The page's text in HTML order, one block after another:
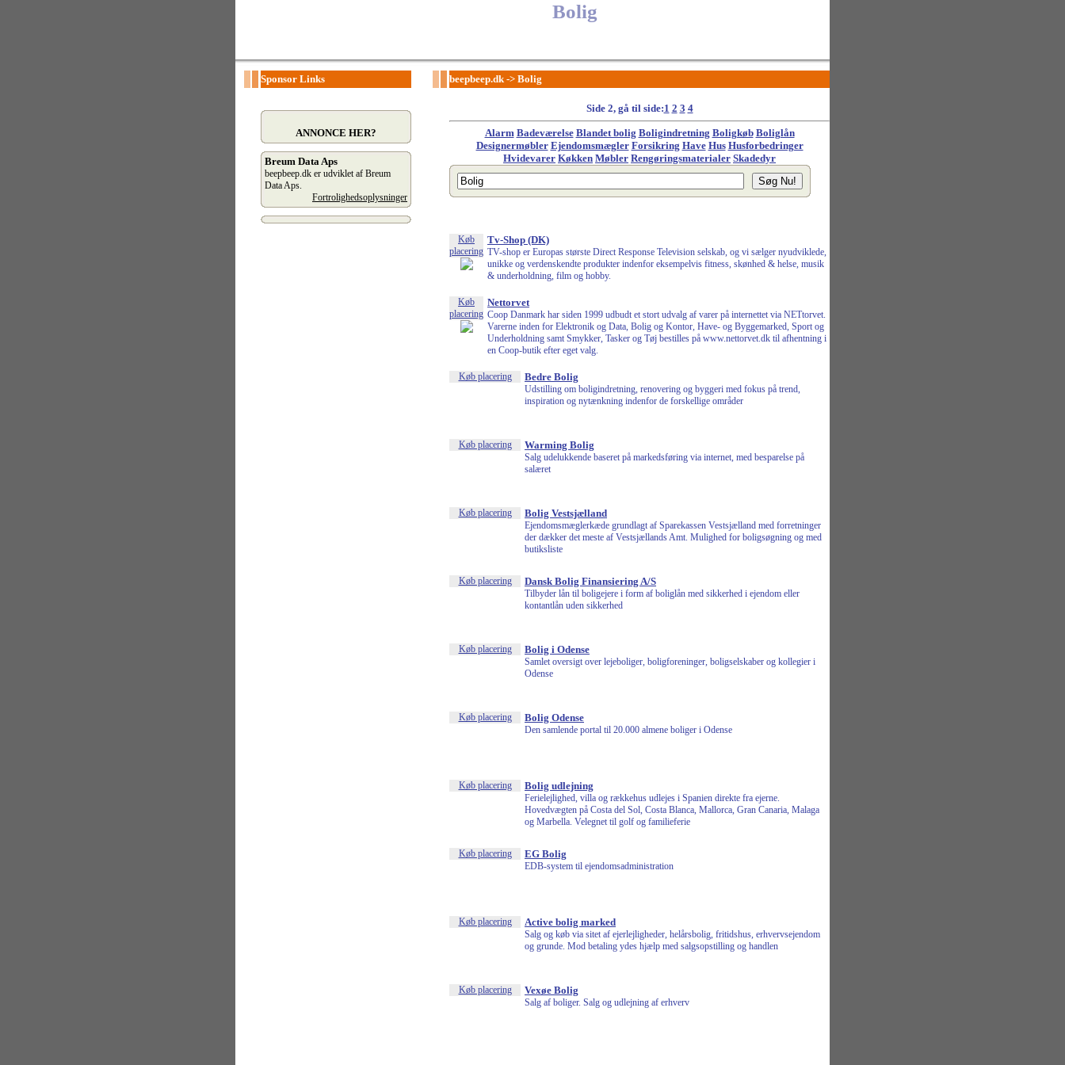
Bolig
Sponsor Links beepbeep.dk-> Bolig
ANNONCE HER?
Breum Data Aps
beepbeep.dk er udviklet af Breum
Data Aps.
Fortrolighedsoplysninger
Side 2, gå til side:1 2 3 4
Alarm Badeværelse Blandet bolig Boligindretning Boligkøb Boliglån
Designermøbler Ejendomsmægler Forsikring Have Hus Husforbedringer
Hvidevarer Køkken Møbler Rengøringsmaterialer Skadedyr
Køb
placering
Tv-Shop (DK)
TV-shop er Europas største Direct Response Television selskab, og vi sælger nyudviklede,
unikke og verdenskendte produkter indenfor eksempelvis fitness, skønhed & helse, musik
& underholdning, film og hobby.
Køb
placering
Nettorvet
Coop Danmark har siden 1999 udbudt et stort udvalg af varer på internettet via NETtorvet.
Varerne inden for Elektronik og Data, Bolig og Kontor, Have- og Byggemarked, Sport og
Underholdning samt Smykker, Tasker og Tøj bestilles på www.nettorvet.dk til afhentning i
en Coop-butik efter eget valg.
Køb placering Bedre Bolig
Udstilling om boligindretning, renovering og byggeri med fokus på trend,
inspiration og nytænkning indenfor de forskellige områder
Køb placering Warming Bolig
Salg udelukkende baseret på markedsføring via internet, med besparelse på
salæret
Køb placering Bolig Vestsjælland
Ejendomsmæglerkæde grundlagt af Sparekassen Vestsjælland med forretninger
der dækker det meste af Vestsjællands Amt. Mulighed for boligsøgning og med
butiksliste
Køb placering Dansk Bolig Finansiering A/S
Tilbyder lån til boligejere i form af boliglån med sikkerhed i ejendom eller
kontantlån uden sikkerhed
Køb placering Bolig i Odense
Samlet oversigt over lejeboliger, boligforeninger, boligselskaber og kollegier i
Odense
Køb placering Bolig Odense
Den samlende portal til 20.000 almene boliger i Odense
Køb placering Bolig udlejning
Ferielejlighed, villa og rækkehus udlejes i Spanien direkte fra ejerne.
Hovedvægten på Costa del Sol, Costa Blanca, Mallorca, Gran Canaria, Malaga
og Marbella. Velegnet til golf og familieferie
Køb placering EG Bolig
EDB-system til ejendomsadministration
Køb placering Active bolig marked
Salg og køb via sitet af ejerlejligheder, helårsbolig, fritidshus, erhvervsejendom
og grunde. Mod betaling ydes hjælp med salgsopstilling og handlen
Køb placering Vexøe Bolig
Salg af boliger. Salg og udlejning af erhverv